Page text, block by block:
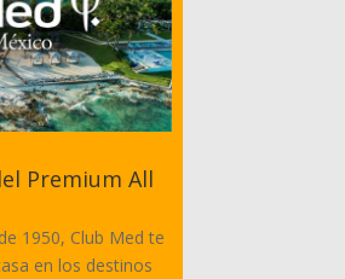
Premium All
1950, Club Med te
en los destinos